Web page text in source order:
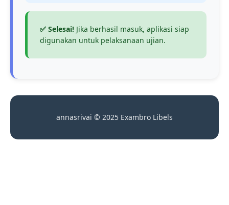
✅ Selesai! Jika berhasil masuk, aplikasi siap
digunakan untuk pelaksanaan ujian.
annasrivai © 2025 Exambro Libels